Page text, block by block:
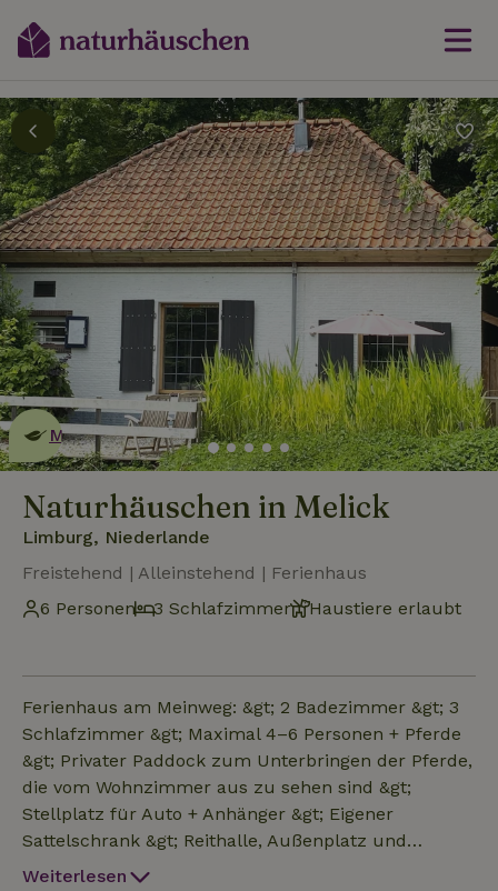
Dies ist ein
umweltschonendes
Naturhäuschen
Mehr erfahren
Naturhäuschen in Melick
Limburg, Niederlande
Freistehend | Alleinstehend | Ferienhaus
6 Personen
3 Schlafzimmer Haustiere erlaubt
Ferienhaus am Meinweg: &gt; 2 Badezimmer &gt; 3
Schlafzimmer &gt; Maximal 4–6 Personen + Pferde
&gt; Privater Paddock zum Unterbringen der Pferde,
die vom Wohnzimmer aus zu sehen sind &gt;
Stellplatz für Auto + Anhänger &gt; Eigener
Sattelschrank &gt; Reithalle, Außenplatz und
Longierzirkel, die genutzt werden dürfen. &gt;
Weiterlesen